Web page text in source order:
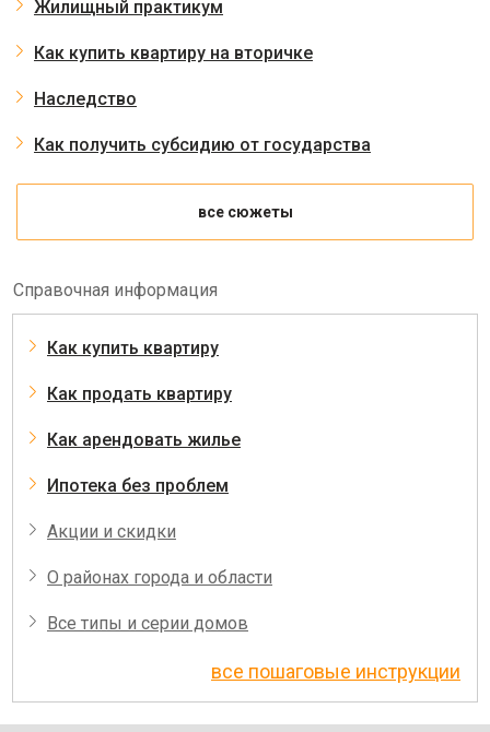
Жилищный практикум
Как купить квартиру на вторичке
Наследство
Как получить субсидию от государства
все сюжеты
Справочная информация
Как купить квартиру
Как продать квартиру
Как арендовать жилье
Ипотека без проблем
Акции и скидки
О районах города и области
Все типы и серии домов
все пошаговые инструкции